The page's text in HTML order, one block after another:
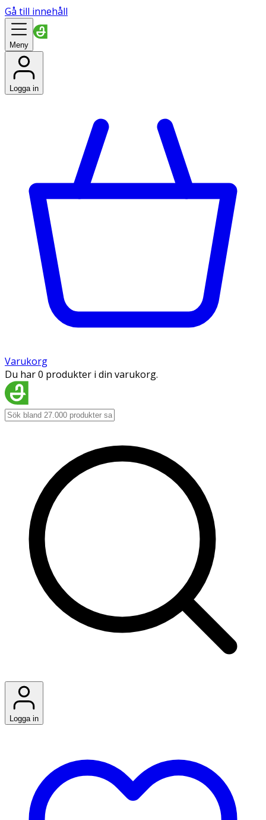
Gå till innehåll
Meny
Logga in
Varukorg
Du har 0 produkter i din varukorg.
Logga in